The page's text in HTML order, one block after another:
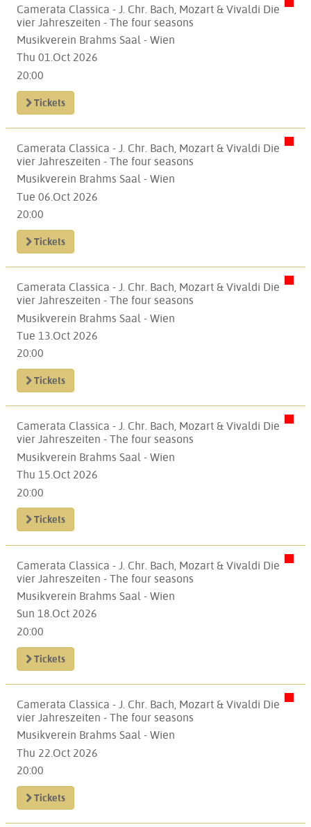
Camerata Classica - J. Chr. Bach, Mozart & Vivaldi Die
vier Jahreszeiten - The four seasons
Musikverein Brahms Saal - Wien
Thu 01.Oct 2026
20:00
Tickets
Camerata Classica - J. Chr. Bach, Mozart & Vivaldi Die
vier Jahreszeiten - The four seasons
Musikverein Brahms Saal - Wien
Tue 06.Oct 2026
20:00
Tickets
Camerata Classica - J. Chr. Bach, Mozart & Vivaldi Die
vier Jahreszeiten - The four seasons
Musikverein Brahms Saal - Wien
Tue 13.Oct 2026
20:00
Tickets
Camerata Classica - J. Chr. Bach, Mozart & Vivaldi Die
vier Jahreszeiten - The four seasons
Musikverein Brahms Saal - Wien
Thu 15.Oct 2026
20:00
Tickets
Camerata Classica - J. Chr. Bach, Mozart & Vivaldi Die
vier Jahreszeiten - The four seasons
Musikverein Brahms Saal - Wien
Sun 18.Oct 2026
20:00
Tickets
Camerata Classica - J. Chr. Bach, Mozart & Vivaldi Die
vier Jahreszeiten - The four seasons
Musikverein Brahms Saal - Wien
Thu 22.Oct 2026
20:00
Tickets